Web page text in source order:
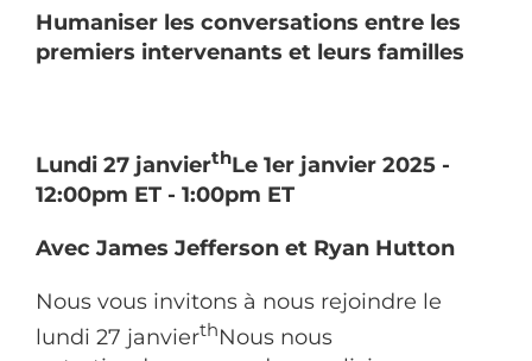
Humaniser les conversations entre les
premiers intervenants et leurs familles
Lundi 27 janvierthLe 1er janvier 2025 -
12:00pm ET - 1:00pm ET
Avec James Jefferson et Ryan Hutton
Nous vous invitons à nous rejoindre le
lundi 27 janvierthNous nous